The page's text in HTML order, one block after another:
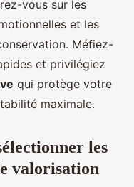
vous sur les
et les
Méfiez-
et privilégiez
qui protège votre
maximale.
les
valorisation